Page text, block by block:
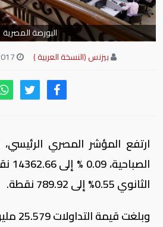
البورصة المصرية
بيزنس (النسخة العربية )
ارتفع المؤشر المصري
الثانوي 0.55% إلى 789.92 نقطة.
وبلغت قيمة التداولات 25.579 مليون جنيه. وفقا لرويترز